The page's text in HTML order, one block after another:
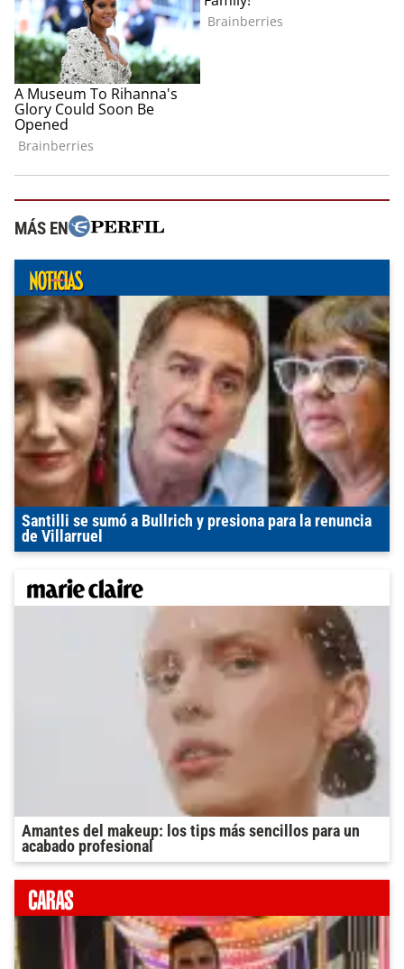
MÁS EN
Santilli se sumó a Bullrich y presiona para la renuncia
de Villarruel
Amantes del makeup: los tips más sencillos para un
acabado profesional